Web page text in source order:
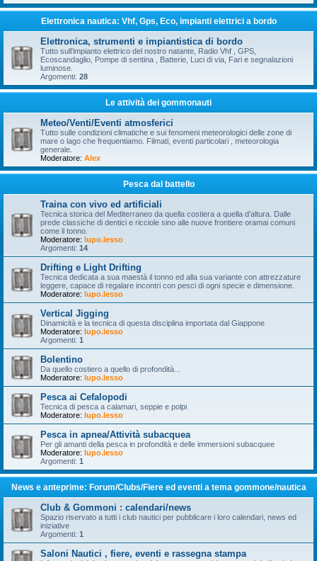
Elettronica nautica: Vhf, Gps, Eco, impianti elettrici a bordo
Elettronica, strumenti e impiantistica di bordo
Tutto sull'impianto elettrico del nostro natante, Radio Vhf , GPS,
Ecoscandaglio, Pompe di sentina , Batterie, Luci di via, Fari e segnalazioni
luminose.
Argomenti: 28
Le attività dei gommonauti
Meteo/Venti/Eventi atmosferici
Tutto sulle condizioni climatiche e sui fenomeni meteorologici delle zone di
mare o lago che frequentiamo. Filmati, eventi particolari , meteorologia
generale.
Moderatore: Alex
Pesca dal battello
Traina con vivo ed artificiali
Tecnica storica del Mediterraneo da quella costiera a quella d’altura. Dalle
prede classiche di dentici e ricciole sino alle nuove frontiere oramai comuni
come il tonno.
Moderatore: lupo.lesso
Argomenti: 14
Drifting e Light Drifting
Tecnica dedicata a sua maestà il tonno ed alla sua variante con attrezzature
leggere, capace di regalare incontri con pesci di ogni specie e dimensione.
Moderatore: lupo.lesso
Vertical Jigging
Dinamicità e la tecnica di questa disciplina importata dal Giappone
Moderatore: lupo.lesso
Argomenti: 1
Bolentino
Da quello costiero a quello di profondità...
Moderatore: lupo.lesso
Pesca ai Cefalopodi
Tecnica di pesca a calamari, seppie e polpi
Moderatore: lupo.lesso
Pesca in apnea/Attività subacquea
Per gli amanti della pesca in profondità e delle immersioni subacquee
Moderatore: lupo.lesso
Argomenti: 1
News e anteprime: Forum/Clubs/Fiere ed eventi a tema gommone/nautica
Club & Gommoni : calendari/news
Spazio riservato a tutti i club nautici per pubblicare i loro calendari, news ed
iniziative
Argomenti: 1
Saloni Nautici , fiere, eventi e rassegna stampa